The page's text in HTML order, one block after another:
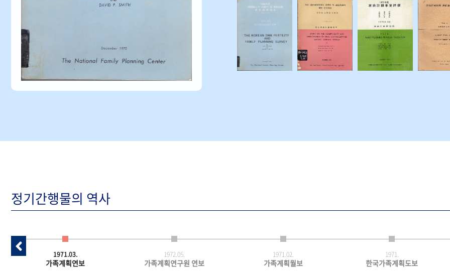
정기간행물의 역사
1971.03.
가족계획연보
1972.05.
가족계획연구원 연보
1971.02.
가족계획월보
1971.
한국가족계획도보